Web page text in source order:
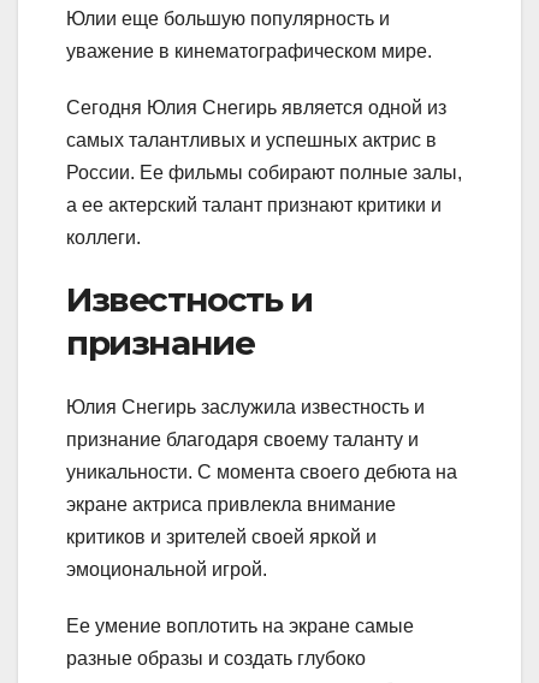
Юлии еще большую популярность и
уважение в кинематографическом мире.
Сегодня Юлия Снегирь является одной из
самых талантливых и успешных актрис в
России. Ее фильмы собирают полные залы,
а ее актерский талант признают критики и
коллеги.
Известность и
признание
Юлия Снегирь заслужила известность и
признание благодаря своему таланту и
уникальности. С момента своего дебюта на
экране актриса привлекла внимание
критиков и зрителей своей яркой и
эмоциональной игрой.
Ее умение воплотить на экране самые
разные образы и создать глубоко